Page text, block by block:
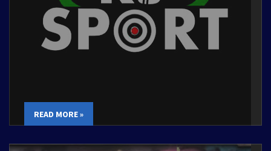
READ MORE »